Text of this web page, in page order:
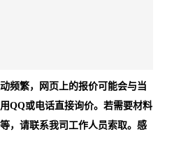
频繁，网页上的报价可能会与当
QQ或电话直接询价。若需要材料
，请联系我司工作人员索取。感